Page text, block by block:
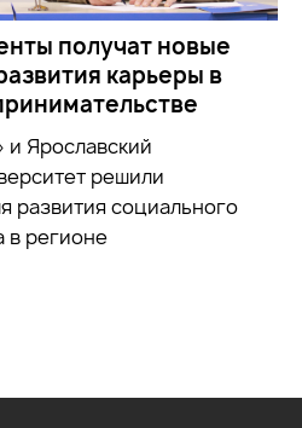
получат новые
карьеры в
Ярославский
решили
развития социального
в регионе